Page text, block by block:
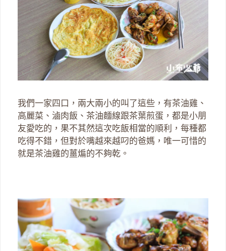
我們一家四口，兩大兩小的叫了這些，有茶油雞、
高麗菜、滷肉飯、茶油麵線跟茶葉煎蛋，都是小朋
友愛吃的，果不其然這次吃飯相當的順利，每種都
吃得不錯，但對於嘴越來越叼的爸媽，唯一可惜的
就是茶油雞的薑煸的不夠乾。